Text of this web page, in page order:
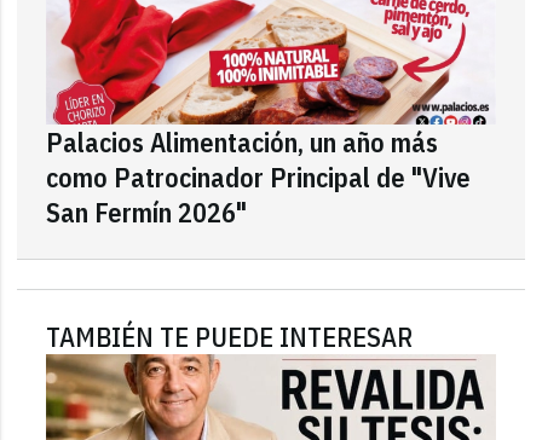
Palacios Alimentación, un año más
como Patrocinador Principal de "Vive
San Fermín 2026"
TAMBIÉN TE PUEDE INTERESAR